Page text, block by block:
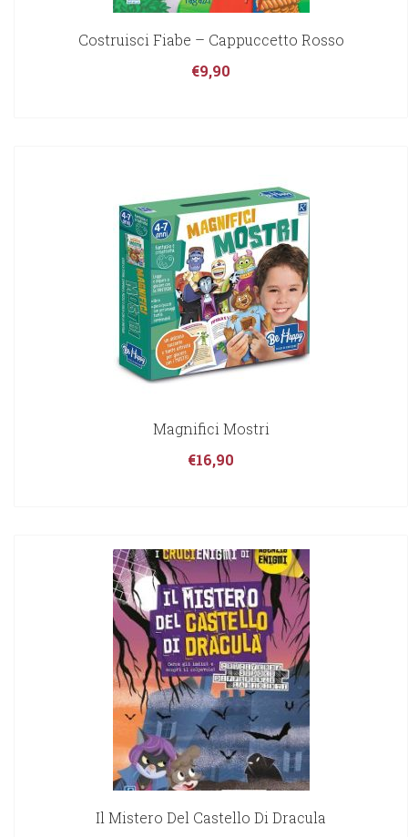
Costruisci Fiabe – Cappuccetto Rosso
€9,90
Magnifici Mostri
€16,90
Il Mistero Del Castello Di Dracula